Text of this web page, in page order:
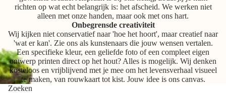
richten op wat echt belangrijk is: het afscheid. We werken niet
alleen met onze handen, maar ook met ons hart.
Onbegrensde creativiteit
Wij kijken niet conservatief naar 'hoe het hoort', maar creatief naar
'wat er kan'. Zie ons als kunstenaars die jouw wensen vertalen.
Een specifieke kleur, een geliefde foto of een compleet eigen
ontwerp printen direct op het hout? Alles is mogelijk. Wij denken
kosteloos en vrijblijvend met je mee om het levensverhaal visueel
te maken, van rouwkaart tot kist. Jouw idee is ons canvas.
Zoeken